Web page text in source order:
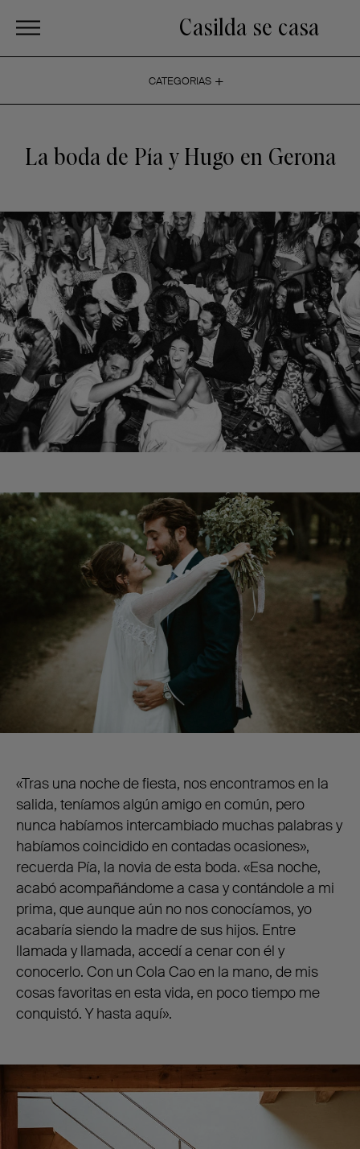
Casilda se casa
CATEGORIAS +
La boda de Pía y Hugo en Gerona
«Tras una noche de fiesta, nos encontramos en la
salida, teníamos algún amigo en común, pero
nunca habíamos intercambiado muchas palabras y
habíamos coincidido en contadas ocasiones»,
recuerda Pía, la novia de esta boda. «Esa noche,
acabó acompañándome a casa y contándole a mi
prima, que aunque aún no nos conocíamos, yo
acabaría siendo la madre de sus hijos. Entre
llamada y llamada, accedí a cenar con él y
conocerlo. Con un Cola Cao en la mano, de mis
cosas favoritas en esta vida, en poco tiempo me
conquistó. Y hasta aquí».